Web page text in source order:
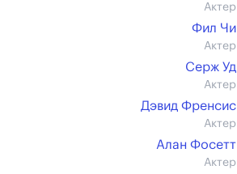
Актер
Фил Чи
Актер
Серж Уд
Актер
Дэвид Френсис
Актер
Алан Фосетт
Актер